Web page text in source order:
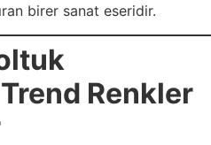
birer sanat eseridir.
Renkler